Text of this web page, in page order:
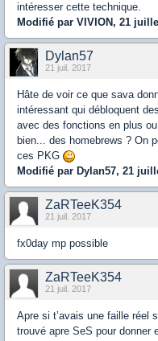
intéresser cette technique.
Modifié par VIVION, 21
Dylan57
21 juil. 2017
Hâte de voir ce que sava
intéressant qui débloquent
avec des fonctions en plus
bien... des homebrews ? On
ces PKG
Modifié par Dylan57, 21
ZaRTeeK354
21 juil. 2017
fx0day mp possible
ZaRTeeK354
21 juil. 2017
Apre si t’avais une faille réel
trouvé apre SeS pour donner